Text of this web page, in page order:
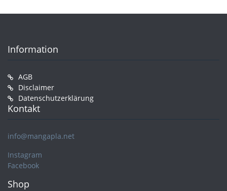
Information
AGB
Disclaimer
Datenschutzerklärung
Kontakt
info@mangapla.net
Instagram
Facebook
Shop